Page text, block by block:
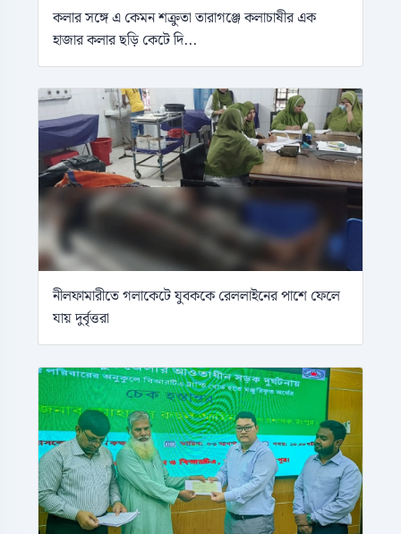
কলার সঙ্গে এ কেমন শক্রুতা তারাগঞ্জে কলাচাষীর এক
হাজার কলার ছড়ি কেটে দি...
নীলফামারীতে গলাকেটে যুবককে রেললাইনের পাশে ফেলে
যায় দুর্বৃত্তরা